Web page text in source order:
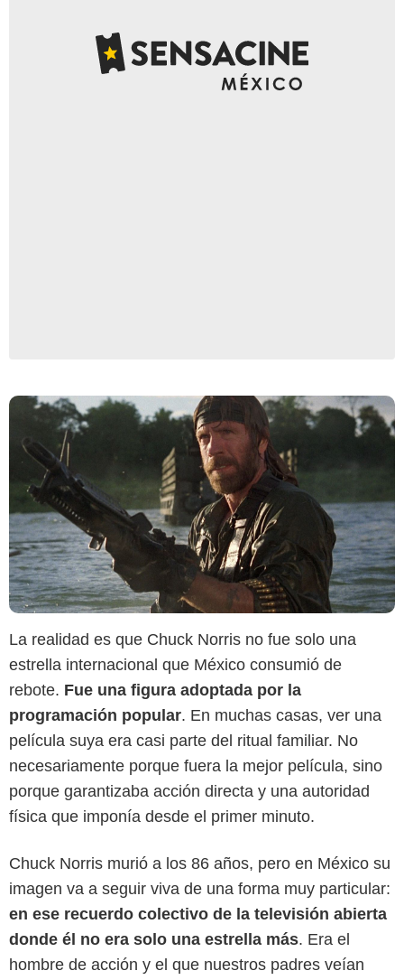
La realidad es que Chuck Norris no fue solo una
estrella internacional que México consumió de
rebote. Fue una figura adoptada por la
programación popular. En muchas casas, ver una
película suya era casi parte del ritual familiar. No
necesariamente porque fuera la mejor película, sino
porque garantizaba acción directa y una autoridad
física que imponía desde el primer minuto.
Chuck Norris murió a los 86 años, pero en México su
imagen va a seguir viva de una forma muy particular:
en ese recuerdo colectivo de la televisión abierta
donde él no era solo una estrella más. Era el
hombre de acción y el que nuestros padres veían